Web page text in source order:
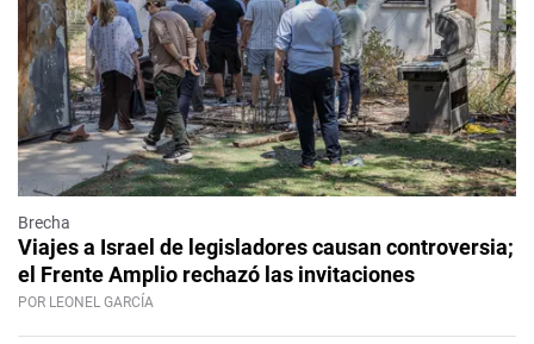
Brecha
Viajes a Israel de legisladores causan controversia;
el Frente Amplio rechazó las invitaciones
POR LEONEL GARCÍA